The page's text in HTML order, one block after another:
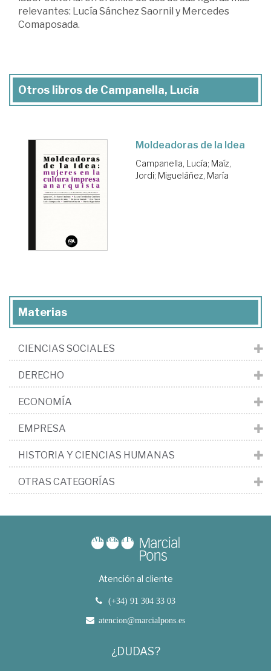
relevantes: Lucía Sánchez Saornil y Mercedes
Comaposada.
Otros libros de Campanella, Lucía
Moldeadoras de la Idea
Campanella, Lucía; Maíz,
Jordi; Migueláñez, María
Materias
CIENCIAS SOCIALES
DERECHO
ECONOMÍA
EMPRESA
HISTORIA Y CIENCIAS HUMANAS
OTRAS CATEGORÍAS
Atención al cliente
(+34) 91 304 33 03
atencion@marcialpons.es
¿DUDAS?